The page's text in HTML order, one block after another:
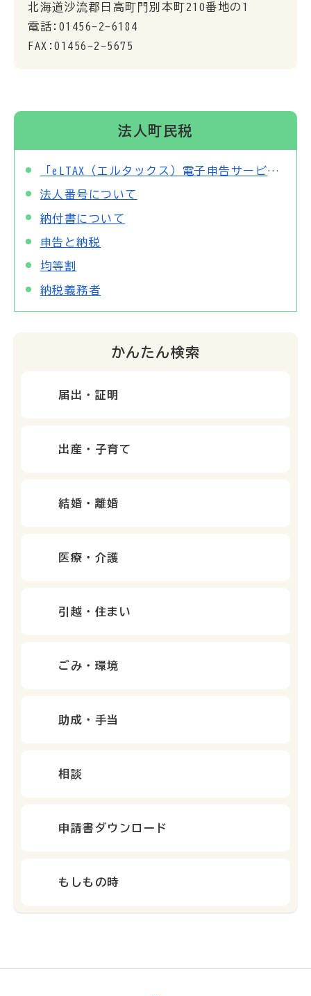
北海道沙流郡日高町門別本町210番地の1
電話:01456-2-6184
FAX:01456-2-5675
法人町民税
「eLTAX（エルタックス）電子申告サービス」について
法人番号について
納付書について
申告と納税
均等割
納税義務者
かんたん検索
届出・証明
出産・子育て
結婚・離婚
医療・介護
引越・住まい
ごみ・環境
助成・手当
相談
申請書ダウンロード
もしもの時